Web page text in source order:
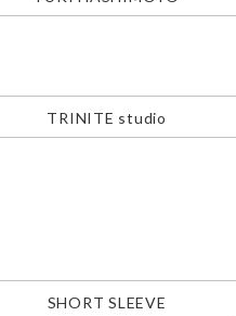
TRINITE studio
SHORT SLEEVE